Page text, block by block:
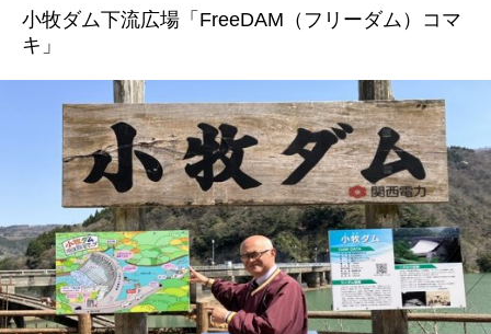
小牧ダム下流広場「FreeDAM（フリーダム）コマ
キ」